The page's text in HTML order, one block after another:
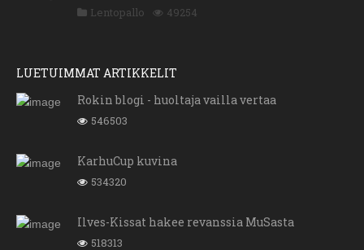
Lentopallo 49254
LUETUIMMAT ARTIKKELIT
Rokin blogi - huoltaja vailla vertaa
546503
KarhuCup kuvina
534320
Ilves-Kissat hakee revanssia MuSasta
518313